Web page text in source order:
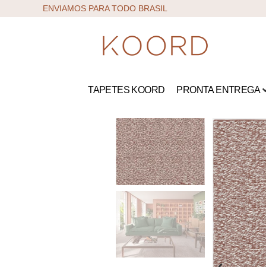
ENVIAMOS PARA TODO BRASIL
TAPETES KOORD PRONTA ENTREGA